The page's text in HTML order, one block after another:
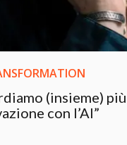
(insieme)
con l’AI”